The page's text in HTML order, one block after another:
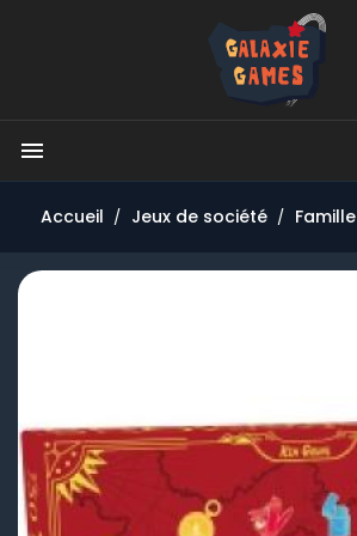

Accueil Jeux de société Famille